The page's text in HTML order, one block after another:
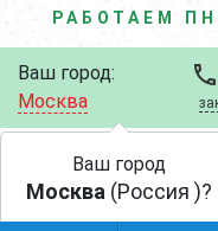
РАБОТАЕМ
Ваш город:
Москва
Ваш город
Москва (Россия )?